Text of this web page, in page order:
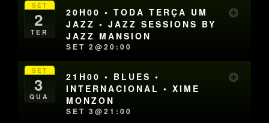
SET
2
TER
20H00 • TODA TERÇA UM
JAZZ • JAZZ SESSIONS BY
JAZZ MANSION
SET 2@20:00
SET
3
QUA
21H00 • BLUES •
INTERNACIONAL • XIME
MONZON
SET 3@21:00